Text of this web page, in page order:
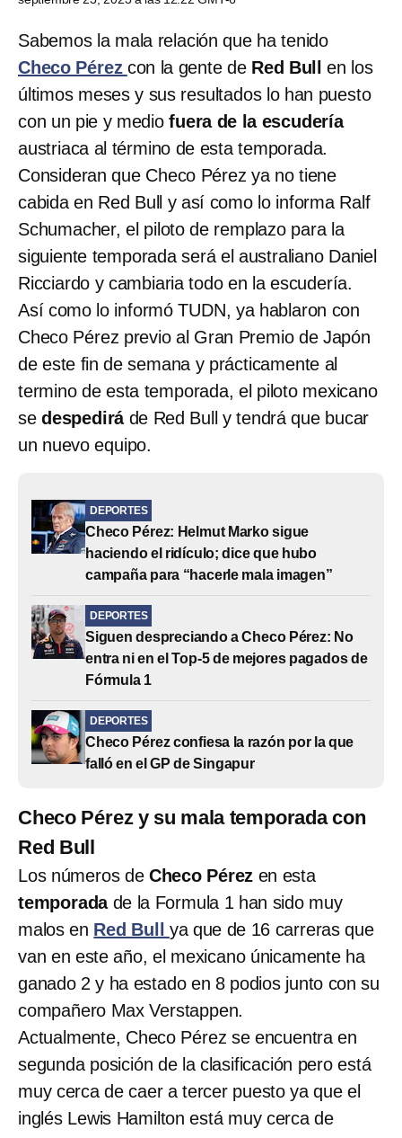
Sabemos la mala relación que ha tenido
Checo Pérez con la gente deRed Bull
en los
últimos meses y sus resultados lo han puesto
con un pie y mediofuera de la escudería
austriaca al término de esta temporada.
Consideran que Checo Pérez ya no tiene
cabida en Red Bull y así como lo informa Ralf
Schumacher, el piloto de remplazo para la
siguiente temporada será el australiano Daniel
Ricciardo y cambiaria todo en la escudería.
Así como lo informó TUDN, ya hablaron con
Checo Pérez previo al Gran Premio de Japón
de este fin de semana y prácticamente al
termino de esta temporada, el piloto mexicano
se despediráde Red Bull y tendrá que bucar
un nuevo equipo.
DEPORTES
Checo Pérez: Helmut Marko sigue
haciendo el ridículo; dice que hubo
campaña para “hacerle mala imagen”
DEPORTES
Siguen despreciando a Checo Pérez: No
entra ni en el Top-5 de mejores pagados de
Fórmula 1
DEPORTES
Checo Pérez confiesa la razón por la que
falló en el GP de Singapur
Checo Pérez y su mala temporada con
Red Bull
Los números de Checo Pérez en esta
temporada de la Formula 1 han sido muy
malos en Red Bull ya que de 16 carreras que
van en este año, el mexicano únicamente ha
ganado 2 y ha estado en 8 podios junto con su
compañero Max Verstappen.
Actualmente, Checo Pérez se encuentra en
segunda posición de la clasificación pero está
muy cerca de caer a tercer puesto ya que el
inglés Lewis Hamilton está muy cerca de